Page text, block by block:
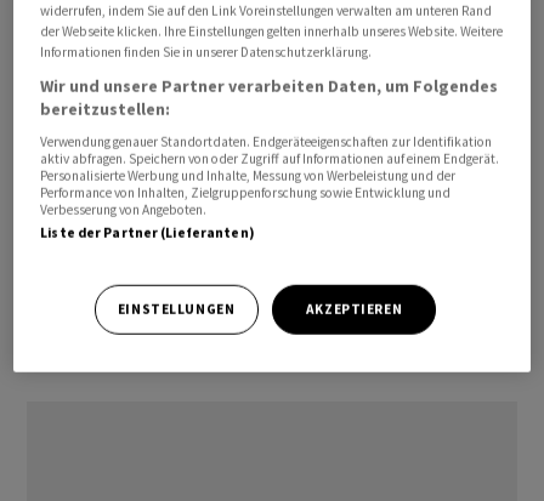
Zusammen mit Hählen werden Philippe Munch, der
Leiter des Bereichs Bau & Entwicklung, sowie Michel
Burgunder, Leiter der Aktivitäten in der Westschweiz
und des Bereichs Transaktionen, auch die Verwaltung
der Portfolios "1291 - Die Schweizer Anlagestiftung", der
SenioResidenz AG und Swiss Central City REF sowie
potenzieller neuer Anlagestrukturen übernehmen, die
sich derzeit in der Entwicklung befinden.
widerrufen, indem Sie auf den Link Voreinstellungen verwalten am unteren Rand
der Webseite klicken. Ihre Einstellungen gelten innerhalb unseres Website. Weitere
Informationen finden Sie in unserer Datenschutzerklärung.
Wir und unsere Partner verarbeiten Daten, um Folgendes
bereitzustellen:
Verwendung genauer Standortdaten. Endgeräteeigenschaften zur Identifikation
aktiv abfragen. Speichern von oder Zugriff auf Informationen auf einem Endgerät.
Personalisierte Werbung und Inhalte, Messung von Werbeleistung und der
Performance von Inhalten, Zielgruppenforschung sowie Entwicklung und
Verbesserung von Angeboten.
Liste der Partner (Lieferanten)
EINSTELLUNGEN AKZEPTIEREN